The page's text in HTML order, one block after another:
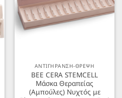
ΑΝΤΙΓΗΡΑΝΣΗ-ΘΡΕΨΗ
BEE CERA STEMCELL
Μάσκα Θεραπείας
(Αμπούλες) Νυχτός με